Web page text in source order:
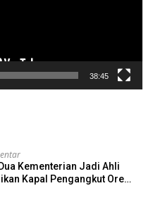
38:45
Kementerian Jadi Ahli
Kapal Pengangkut Ore